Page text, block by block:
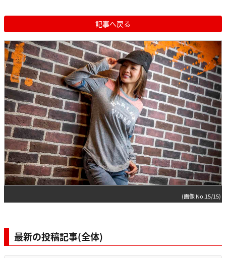
記事へ戻る
(画像 No.15/15)
最新の投稿記事(全体)